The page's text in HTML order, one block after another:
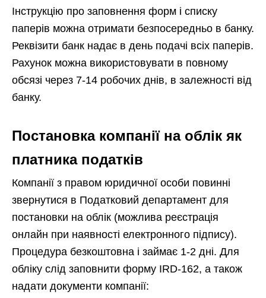
Інструкцію про заповнення форм і списку
паперів можна отримати безпосередньо в банку.
Реквізити банк надає в день подачі всіх паперів.
Рахунок можна використовувати в повному
обсязі через 7-14 робочих днів, в залежності від
банку.
Постановка компанії на облік як
платника податків
Компанії з правом юридичної особи повинні
звернутися в Податковий департамент для
постановки на облік (можлива реєстрація
онлайн при наявності електронного підпису).
Процедура безкоштовна і займає 1-2 дні. Для
обліку слід заповнити форму IRD-162, а також
надати документи компанії: